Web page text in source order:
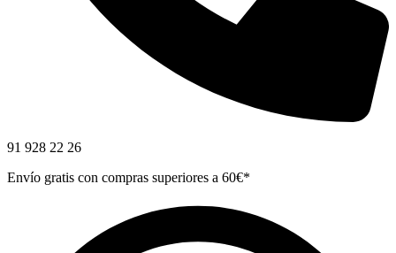
91 928 22 26
Envío gratis con compras superiores a 60€*